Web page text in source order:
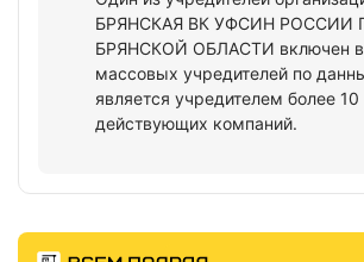
БРЯНСКАЯ ВК УФСИН РОССИИ
БРЯНСКОЙ ОБЛАСТИ включен в
массовых учредителей по
является учредителем более 10
действующих компаний.